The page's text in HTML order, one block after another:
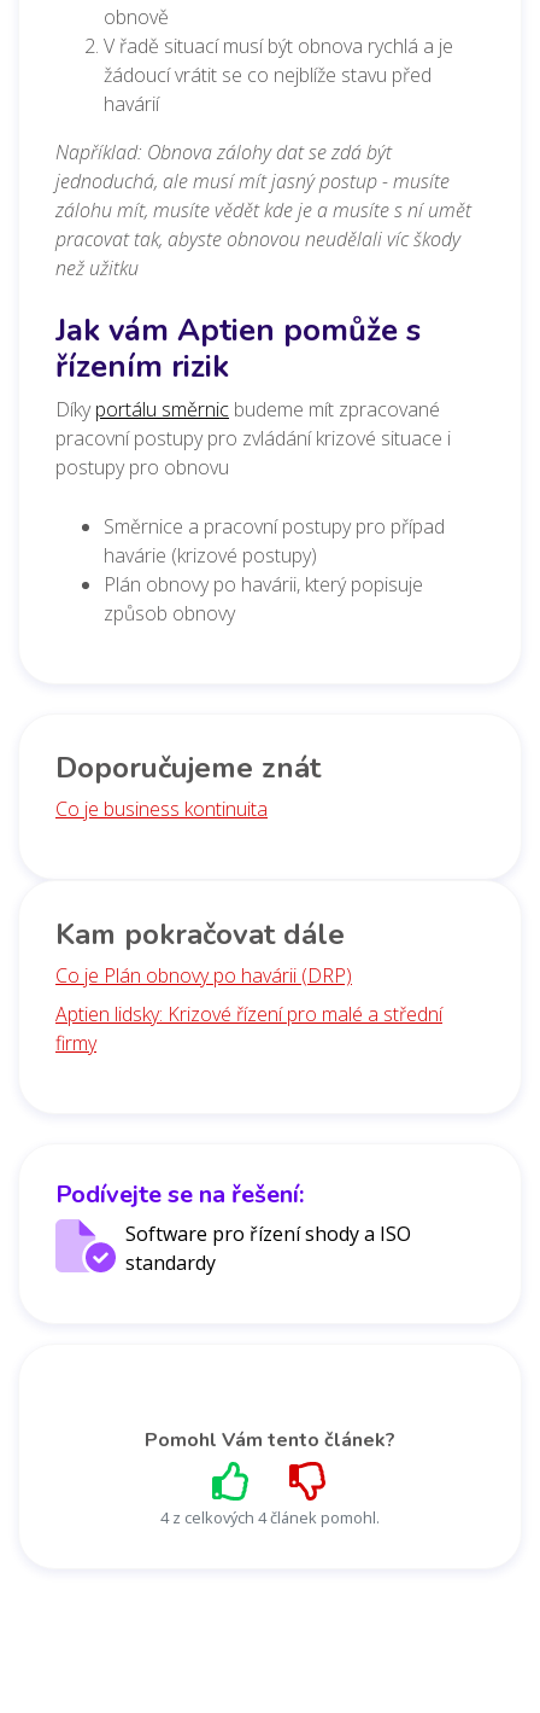
Podívejte se na řešení:
Software pro řízení shody a ISO
standardy
Pomohl Vám tento článek?
4 z celkových 4 článek pomohl.
obnově
V řadě situací musí být obnova rychlá a je
žádoucí vrátit se co nejblíže stavu před
havárií
Například: Obnova zálohy dat se zdá být
jednoduchá, ale musí mít jasný postup - musíte
zálohu mít, musíte vědět kde je a musíte s ní umět
pracovat tak, abyste obnovou neudělali víc škody
než užitku
Jak vám Aptien pomůže s
řízením rizik
Díkyportálu směrnic budeme mít zpracované
pracovní postupy pro zvládání krizové situace i
postupy pro obnovu
Směrnice a pracovní postupy pro případ
havárie (krizové postupy)
Plán obnovy po havárii, který popisuje
způsob obnovy
Doporučujeme znát
Co je business kontinuita
Kam pokračovat dále
Co je Plán obnovy po havárii (DRP)
Aptien lidsky: Krizové řízení pro malé a střední
firmy